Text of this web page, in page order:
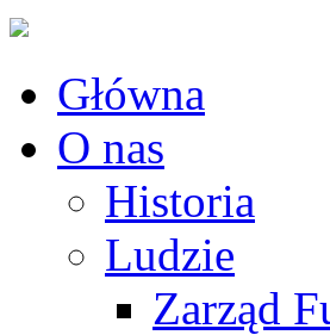
Główna
O nas
Historia
Ludzie
Zarząd